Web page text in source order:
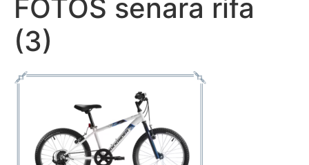
FOTOS senara rifa
(3)